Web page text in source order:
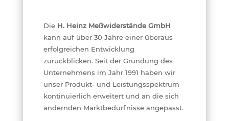
Die H. Heinz Meßwiderstände GmbH
kann auf über 30 Jahre einer überaus
erfolgreichen Entwicklung
zurückblicken. Seit der Gründung des
Unternehmens im Jahr 1991 haben wir
unser Produkt- und Leistungsspektrum
kontinuierlich erweitert und an die sich
ändernden Marktbedürfnisse angepasst.